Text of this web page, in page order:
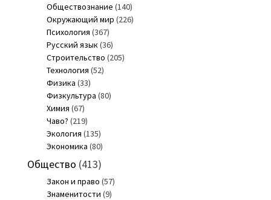
Обществознание (140)
Окружающий мир (226)
Психология (367)
Русский язык (36)
Строительство (205)
Технология (52)
Физика (33)
Физкультура (80)
Химия (67)
Чаво? (219)
Экология (135)
Экономика (80)
Общество (413)
Закон и право (57)
Знаменитости (9)